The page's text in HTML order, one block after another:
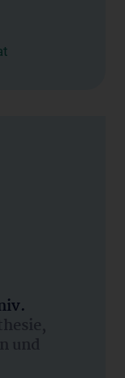
und